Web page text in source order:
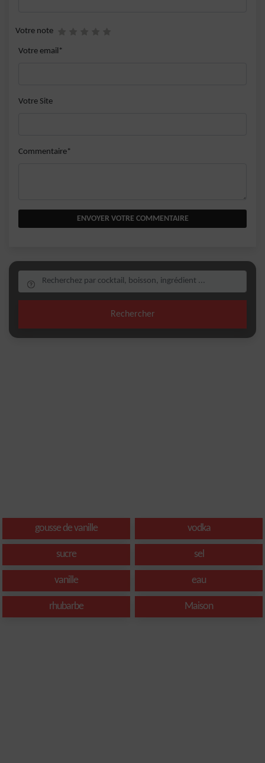
Votre note
Votre email*
Votre Site
Commentaire*
ENVOYER VOTRE COMMENTAIRE
Rechercher
gousse de vanille vodka
sucre sel
vanille eau
rhubarbe Maison